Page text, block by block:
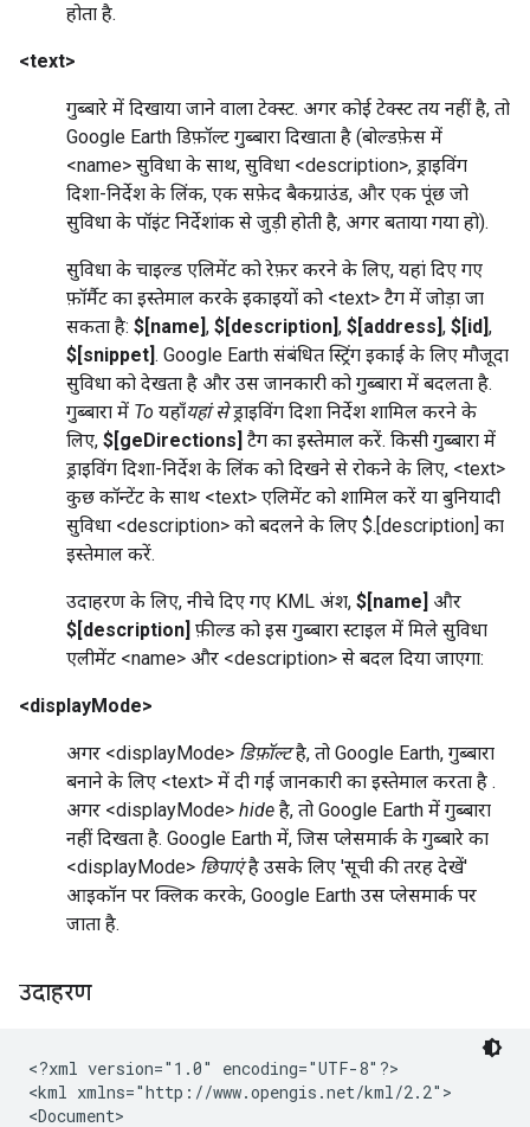
होता है.
<text>
गुब्बारे में दिखाया जाने वाला टेक्स्ट. अगर कोई टेक्स्ट तय नहीं है, तो
Google Earth डिफ़ॉल्ट गुब्बारा दिखाता है (बोल्डफ़ेस में
<name> सुविधा के साथ, सुविधा <description>, ड्राइविंग
दिशा-निर्देश के लिंक, एक सफ़ेद बैकग्राउंड, और एक पूंछ जो
सुविधा के पॉइंट निर्देशांक से जुड़ी होती है, अगर बताया गया हो).
सुविधा के चाइल्ड एलिमेंट को रेफ़र करने के लिए, यहां दिए गए
फ़ॉर्मैट का इस्तेमाल करके इकाइयों को <text> टैग में जोड़ा जा
सकता है: $[name], $[description], $[address], $[id],
$[snippet] . Google Earth संबंधित स्ट्रिंग इकाई के लिए मौजूदा
सुविधा को देखता है और उस जानकारी को गुब्बारा में बदलता है.
गुब्बारा में To यहाँयहां सेड्राइविंग दिशा निर्देश शामिल करने के
लिए, $[geDirections] टैग का इस्तेमाल करें. किसी गुब्बारा में
ड्राइविंग दिशा-निर्देश के लिंक को दिखने से रोकने के लिए, <text>
कुछ कॉन्टेंट के साथ <text> एलिमेंट को शामिल करें या बुनियादी
सुविधा <description> को बदलने के लिए $.[description] का
इस्तेमाल करें.
उदाहरण के लिए, नीचे दिए गए KML अंश, $[name] और
$[description] फ़ील्ड को इस गुब्बारा स्टाइल में मिले सुविधा
एलीमेंट <name> और <description> से बदल दिया जाएगा:
<displayMode>
अगर <displayMode> डिफ़ॉल्टहै, तो Google Earth, गुब्बारा
बनाने के लिए <text> में दी गई जानकारी का इस्तेमाल करता है .
अगर <displayMode> hide है, तो Google Earth में गुब्बारा
नहीं दिखता है. Google Earth में, जिस प्लेसमार्क के गुब्बारे का
<displayMode> छिपाएंहै उसके लिए 'सूची की तरह देखें'
आइकॉन पर क्लिक करके, Google Earth उस प्लेसमार्क पर
जाता है.
उदाहरण
<?xml version="1.0" encoding="UTF-8"?>
<kml xmlns="http://www.opengis.net/kml/2.2">
<Document>